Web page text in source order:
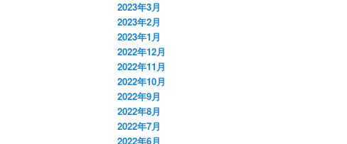
2023年3月
2023年2月
2023年1月
2022年12月
2022年11月
2022年10月
2022年9月
2022年8月
2022年7月
2022年6月